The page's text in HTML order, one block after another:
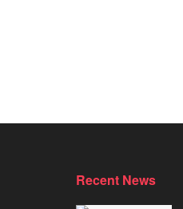
Recent News